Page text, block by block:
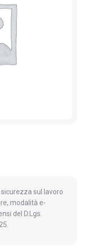
sul lavoro
modalità e-
del D.Lgs.